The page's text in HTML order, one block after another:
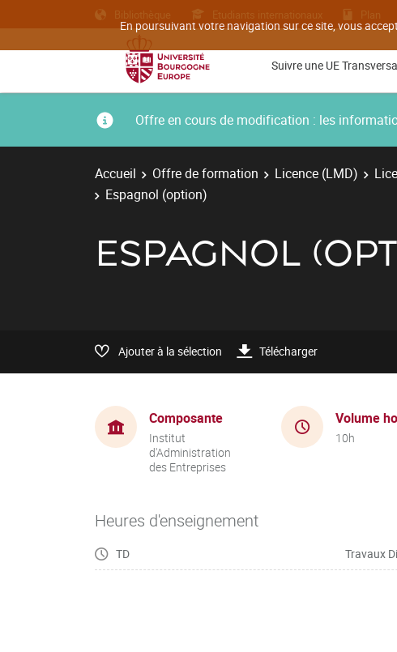
En poursuivant votre navigation sur ce site, vous
Bibliothèque Etudiants internationaux Plan
Suivre une UE
Offre en cours de modification : les
Accueil Offre de formation Licence (LMD)
Espagnol (option)
ESPAGNOL
Ajouter à la sélection Télécharger
Composante
Institut
d'Administration
des Entreprises
Volume
10h
Heures d'enseignement
TD Travaux